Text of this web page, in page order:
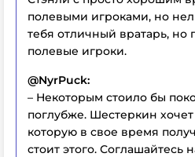
полевыми игроками, но
тебя отличный вратарь, но
полевые игроки.
@NyrPuck:
– Некоторым стоило бы
поглубже. Шестеркин
которую в свое время
стоит этого. Соглашайтесь